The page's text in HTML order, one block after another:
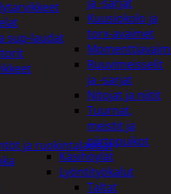
Kuusiokolo ja
torx-avaimet
Ruuvimeisselit
ja -sarjat
Nitojat ja niitit
Tuurnat,
meistit ja
piirtopuikot
Käsihöylät
Lyöntityökalut
Taltat
sup-laudat
ja ruokintalaudat